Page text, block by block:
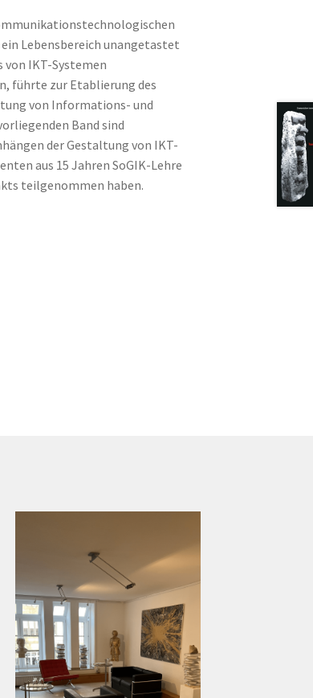
Lebensbereich unangetastet
IKT-Systemen
führte zur Etablierung des
von Informations- und
Band sind
der Gestaltung von IKT-
aus 15 Jahren SoGIK-Lehre
teilgenommen haben.